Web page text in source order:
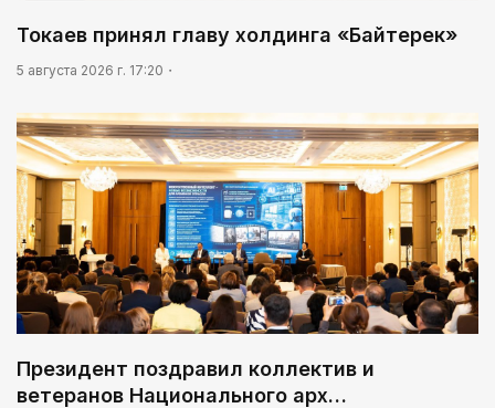
Токаев принял главу холдинга «Байтерек»
5 августа 2026 г. 17:20
Президент поздравил коллектив и
ветеранов Национального арх…